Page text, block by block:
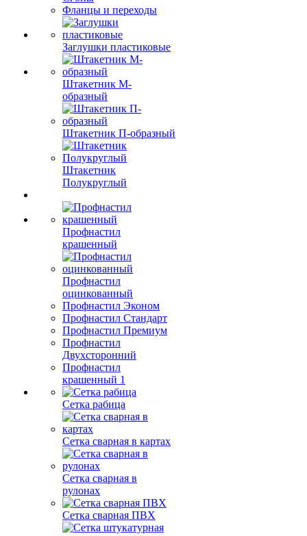
Фланцы и переходы
Заглушки пластиковые
Штакетник М-
образный
Штакетник П-образный
Штакетник
Полукруглый
Профнастил
крашенный
Профнастил
оцинкованный
Профнастил Эконом
Профнастил Стандарт
Профнастил Премиум
Профнастил
Двухсторонний
Профнастил
крашенный 1
Сетка рабица
Сетка сварная в картах
Сетка сварная в
рулонах
Сетка сварная ПВХ